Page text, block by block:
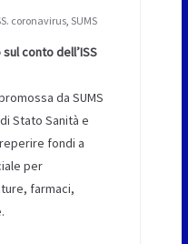
coronavirus, SUMS
conto dell’ISS
da SUMS
Stato Sanità e
fondi a
per
farmaci,